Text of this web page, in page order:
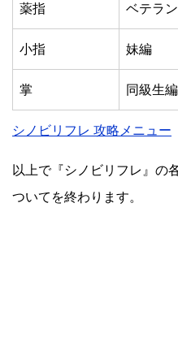
薬指 ベテラ
小指 妹編
掌 同級生編
シノビリフレ 攻略メニュー
以上で『シノビリフレ』の
ついてを終わります。